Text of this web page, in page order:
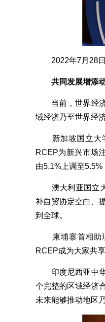
2022年7月28日
共同发展增添
当前，世界经济
域经济乃至世界经
新加坡国立大学
RCEP为新兴市场
由5.1%上调至
澳大利亚国立大
补自贸协定空白、
到全球。
柬埔寨首相助理
RCEP成为大家共
印度尼西亚中华
个完整的区域经济
未来能够推动地区